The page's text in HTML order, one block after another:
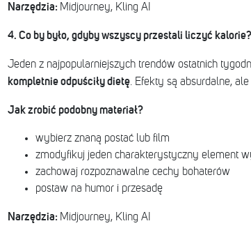
Narzędzia: Midjourney, Kling AI
4. Co by było, gdyby wszyscy przestali liczyć kalorie?
Jeden z najpopularniejszych trendów ostatnich
kompletnie odpuściły dietę. Efekty są absurdalne,
Jak zrobić podobny materiał?
wybierz znaną postać lub film
zmodyfikuj jeden charakterystyczny element
zachowaj rozpoznawalne cechy bohaterów
postaw na humor i przesadę
Narzędzia: Midjourney, Kling AI